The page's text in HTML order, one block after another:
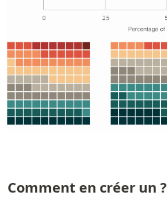
Comment en créer un ?